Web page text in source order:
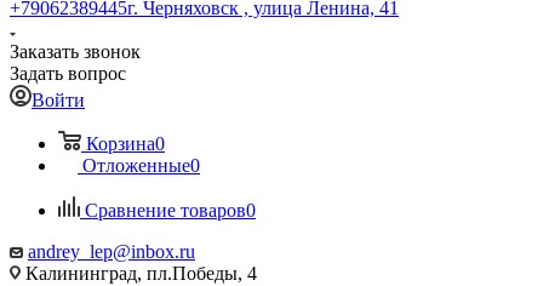
+79062389445г. Черняховск , улица Ленина, 41
Заказать звонок
Задать вопрос
Войти
Корзина0
Отложенные0
Сравнение товаров0
andrey_lep@inbox.ru
Калининград, пл.Победы, 4